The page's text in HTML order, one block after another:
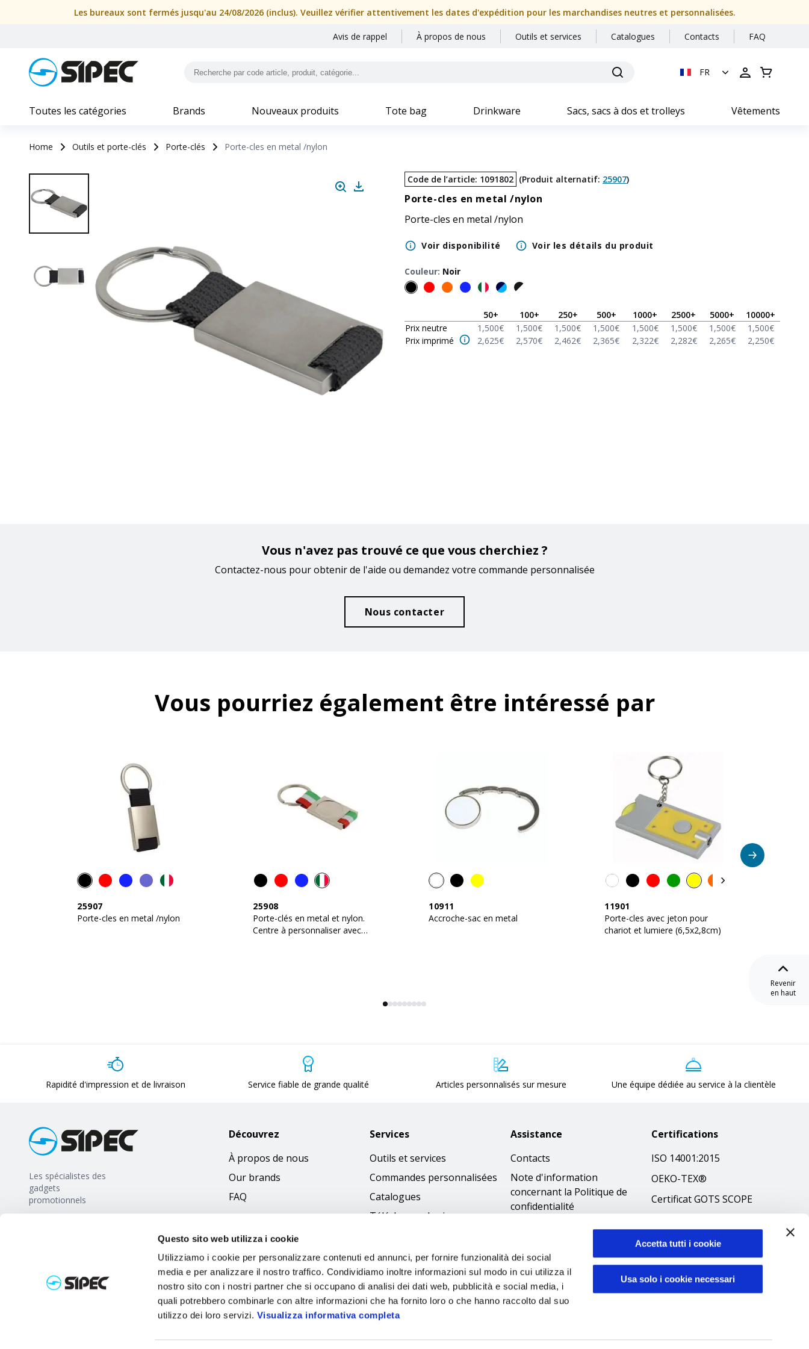
Questo sito web utilizza i cookie
Utilizziamo i cookie per personalizzare contenuti ed annunci, per fornire funzionalità dei social
media e per analizzare il nostro traffico. Condividiamo inoltre informazioni sul modo in cui utilizza il
nostro sito con i nostri partner che si occupano di analisi dei dati web, pubblicità e social media, i
quali potrebbero combinarle con altre informazioni che ha fornito loro o che hanno raccolto dal suo
utilizzo dei loro servizi. Visualizza informativa completa
Accetta tutti i cookie
Usa solo i cookie necessari
Les bureaux sont fermés jusqu'au 24/08/2026 (inclus). Veuillez vérifier attentivement les dates d'expédition pour les marchandises neutres et personnalisées.
Avis de rappel À propos de nous Outils et services Catalogues Contacts FAQ
FR
Toutes les catégories Brands Nouveaux produits Tote bag Drinkware Sacs, sacs à dos et trolleys Vêtements
Home Outils et porte-clés Porte-clés Porte-cles en metal /nylon
Code de l’article: 1091802 (Produit alternatif: 25907)
Porte-cles en metal /nylon
Porte-cles en metal /nylon
Voir disponibilité Voir les détails du produit
Couleur: Noir
50+ 100+ 250+ 500+ 1000+ 2500+ 5000+ 10000+
Prix neutre
1,500€ 1,500€ 1,500€ 1,500€ 1,500€ 1,500€ 1,500€ 1,500€
Prix imprimé
2,625€ 2,570€ 2,462€ 2,365€ 2,322€ 2,282€ 2,265€ 2,250€
Vous n'avez pas trouvé ce que vous cherchiez ?
Contactez-nous pour obtenir de l'aide ou demandez votre commande personnalisée
Nous contacter
Vous pourriez également être intéressé par
25907
Porte-cles en metal /nylon
25908
Porte-clés en metal et nylon.
Centre à personnaliser avec
10911
Accroche-sac en metal
11901
Porte-cles avec jeton pour
chariot et lumiere (6,5x2,8cm)
Revenir
en haut
Rapidité d'impression et de livraison Service fiable de grande qualité Articles personnalisés sur mesure Une équipe dédiée au service à la clientèle
Les spécialistes des
gadgets
promotionnels
Découvrez
À propos de nous
Our brands
FAQ
Services
Outils et services
Commandes personnalisées
Catalogues
Télécharger les images
Assistance
Contacts
Note d'information
concernant la Politique de
confidentialité
cookies
Accessibilità
Code éthique
Certifications
ISO 14001:2015
OEKO-TEX®
Certificat GOTS SCOPE
Politique
environnementale
Sécurité des produits